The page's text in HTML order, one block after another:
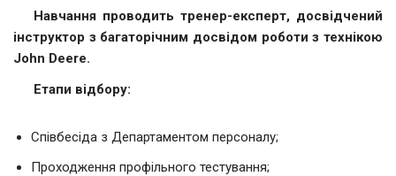
Навчання проводить тренер-експерт, досвідчений
інструктор з багаторічним досвідом роботи з технікою
John Deere.
Етапи відбору:
Співбесіда з Департаментом персоналу;
Проходження профільного тестування;